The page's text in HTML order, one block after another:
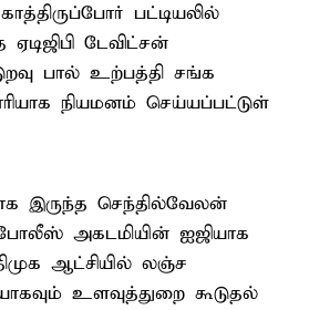
பட்டியலில்
டேவிட்சன்
பால் உற்பத்தி சங்க
நியமனம் செய்யப்பட்டுள்
இருந்த செந்தில்வேலன்
போலீஸ் அகடமியின் ஐஜியாக
ஆட்சியில் லஞ்ச
உளவுத்துறை கூடுதல்